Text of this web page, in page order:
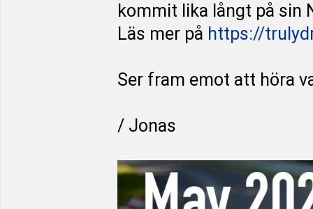
kommit lika långt på sin
Läs mer på https://
Ser fram emot att höra
/ Jonas